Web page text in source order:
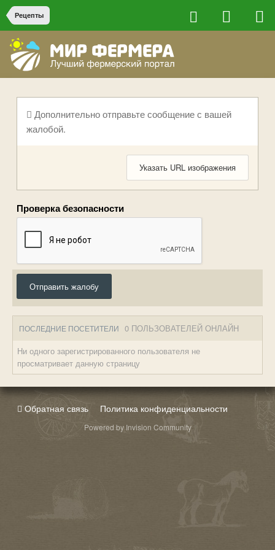
Рецепты
Дополнительно отправьте сообщение с вашей
жалобой.
Указать URL изображения
Проверка безопасности
Отправить жалобу
ПОСЛЕДНИЕ ПОСЕТИТЕЛИ 0 ПОЛЬЗОВАТЕЛЕЙ ОНЛАЙН
Ни одного зарегистрированного пользователя не
просматривает данную страницу
Обратная связь Политика конфиденциальности
Powered by Invision Community